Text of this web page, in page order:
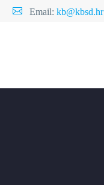
Email: kb@kbsd.hr